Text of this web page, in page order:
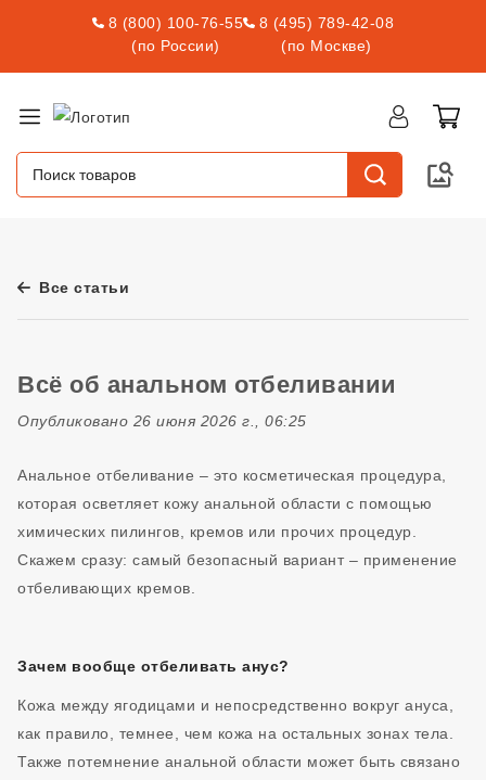
8 (800) 100-76-55
(по России)
8 (495) 789-42-08
(по Москве)
Все статьи
Всё об анальном отбеливании
Опубликовано 26 июня 2026 г., 06:25
Анальное отбеливание – это косметическая процедура,
которая осветляет кожу анальной области с помощью
химических пилингов, кремов или прочих процедур.
Скажем сразу: самый безопасный вариант – применение
отбеливающих кремов.
Зачем вообще отбеливать анус?
Кожа между ягодицами и непосредственно вокруг ануса,
как правило, темнее, чем кожа на остальных зонах тела.
Также потемнение анальной области может быть связано